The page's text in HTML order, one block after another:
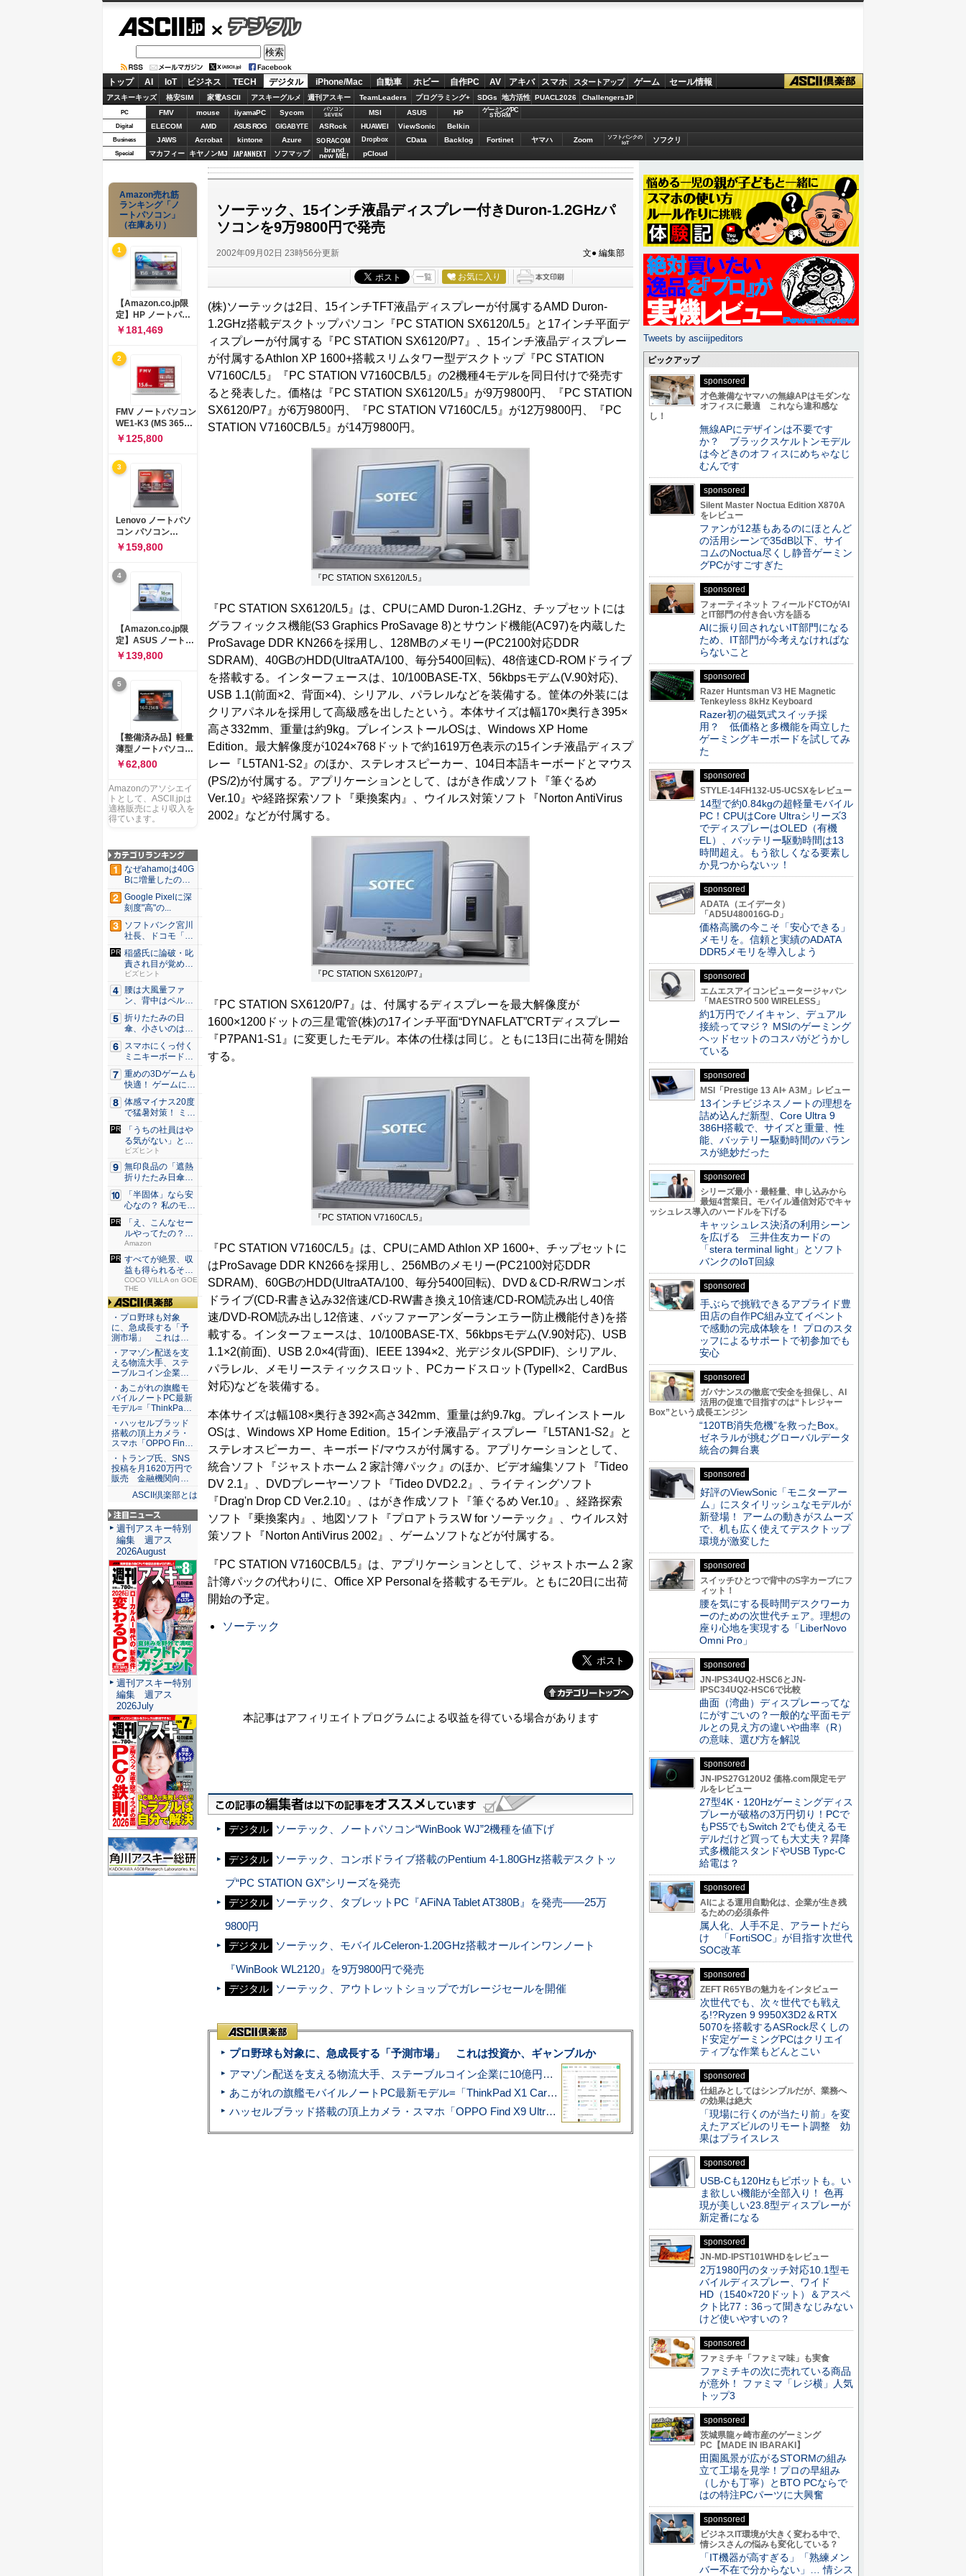
デジタル
トップ AI IoT ビジネス TECH デジタル iPhone/Mac 自動車 ホビー 自作PC AV アキバ スマホ スタートアップ ゲーム セール情報
アスキーキッズ 格安SIM 家電ASCII アスキーグルメ 週刊アスキー TeamLeaders プログラミング+ SDGs 地方活性 PUACL2026 ChallengersJP
PC FMV mouse iiyamaPC Sycom
パソコン
SEVEN
MSI ASUS HP ゲーミングPC
STORM
Digital ELECOM AMD ASUS ROG GIGABYTE ASRock HUAWEI ViewSonic Belkin
Business JAWS Acrobat kintone Azure SORACOM Dropbox CData Backlog Fortinet ヤマハ Zoom
ソフトバンクの
IoT
ソフクリ
Special マカフィー キヤノンMJ JAPANNEXT ソフマップ brand
new ME! pCloud
ソーテック、15インチ液晶ディスプレー付きDuron-1.2GHzパ
ソコンを9万9800円で発売
2002年09月02日 23時56分更新 文● 編集部
一覧 お気に入り
(株)ソーテックは2日、15インチTFT液晶ディスプレーが付属するAMD Duron-
1.2GHz搭載デスクトップパソコン『PC STATION SX6120/L5』と17インチ平面デ
ィスプレーが付属する『PC STATION SX6120/P7』、15インチ液晶ディスプレー
が付属するAthlon XP 1600+搭載スリムタワー型デスクトップ『PC STATION
V7160C/L5』『PC STATION V7160CB/L5』の2機種4モデルを同日付けで発売す
ると発表した。価格は『PC STATION SX6120/L5』が9万9800円、『PC STATION
SX6120/P7』が6万9800円、『PC STATION V7160C/L5』が12万9800円、『PC
STATION V7160CB/L5』が14万9800円。
『PC STATION SX6120/L5』
『PC STATION SX6120/L5』は、CPUにAMD Duron-1.2GHz、チップセットには
グラフィックス機能(S3 Graphics ProSavage 8)とサウンド機能(AC97)を内蔵した
ProSavage DDR KN266を採用し、128MBのメモリー(PC2100対応DDR
SDRAM)、40GBのHDD(UltraATA/100、毎分5400回転)、48倍速CD-ROMドライブ
を搭載する。インターフェースは、10/100BASE-TX、56kbpsモデム(V.90対応)、
USB 1.1(前面×2、背面×4)、シリアル、パラレルなどを装備する。筐体の外装には
クリアパネルを採用して高級感を出したという。本体サイズは幅170×奥行き395×
高さ332mm、重量は約9kg。プレインストールOSは、Windows XP Home
Edition。最大解像度が1024×768ドットで約1619万色表示の15インチ液晶ディスプ
レー『L5TAN1-S2』のほか、ステレオスピーカー、104日本語キーボードとマウス
(PS/2)が付属する。アプリケーションとして、はがき作成ソフト『筆ぐるめ
Ver.10』や経路探索ソフト『乗換案内』、ウイルス対策ソフト『Norton AntiVirus
2002』などが付属する。
『PC STATION SX6120/P7』
『PC STATION SX6120/P7』は、付属するディスプレーを最大解像度が
1600×1200ドットの三星電管(株)の17インチ平面“DYNAFLAT”CRTディスプレー
『P7PAN1-S1』に変更したモデル。本体の仕様は同じ。ともに13日に出荷を開始
する。
『PC STATION V7160C/L5』
『PC STATION V7160C/L5』は、CPUにAMD Athlon XP 1600+、チップセットに
はProSavage DDR KN266を採用し、256MBのメモリー(PC2100対応DDR
SDRAM)、60GBのHDD(UltraATA/100、毎分5400回転)、DVD＆CD-R/RWコンボ
ドライブ(CD-R書き込み32倍速/CD-RW書き換え10倍速/CD-ROM読み出し40倍
速/DVD-ROM読み出し12倍速、バッファーアンダーランエラー防止機能付き)を搭
載する。インターフェースは、10/100BASE-TX、56kbpsモデム(V.90対応)、USB
1.1×2(前面)、USB 2.0×4(背面)、IEEE 1394×2、光デジタル(SPDIF)、シリアル、
パラレル、メモリースティックスロット、PCカードスロット(TypeII×2、CardBus
対応)などを装備する。
本体サイズは幅108×奥行き392×高さ342mm、重量は約9.7kg。プレインストール
OSは、Windows XP Home Edition。15インチ液晶ディスプレー『L5TAN1-S2』と
ステレオスピーカー、キーボード/マウスが付属する。アプリケーションとして、
統合ソフト『ジャストホーム 2 家計簿パック』のほか、ビデオ編集ソフト『Tideo
DV 2.1』、DVDプレーヤーソフト『Tideo DVD2.2』、ライティングソフト
『Drag'n Drop CD Ver.2.10』、はがき作成ソフト『筆ぐるめ Ver.10』、経路探索
ソフト『乗換案内』、地図ソフト『プロアトラスW for ソーテック』、ウイルス対
策ソフト『Norton AntiVirus 2002』、ゲームソフトなどが付属する。
『PC STATION V7160CB/L5』は、アプリケーションとして、ジャストホーム 2 家
計簿パックの代わりに、Office XP Personalを搭載するモデル。ともに20日に出荷
開始の予定。
ソーテック
本記事はアフィリエイトプログラムによる収益を得ている場合があります
デジタル ソーテック、ノートパソコン“WinBook WJ”2機種を値下げ
デジタル
ソーテック、コンボドライブ搭載のPentium 4-1.80GHz搭載デスクトッ
プ“PC STATION GX”シリーズを発売
デジタル
ソーテック、タブレットPC『AFiNA Tablet AT380B』を発売――25万
9800円
デジタル
ソーテック、モバイルCeleron-1.20GHz搭載オールインワンノート
『WinBook WL2120』を9万9800円で発売
デジタル ソーテック、アウトレットショップでガレージセールを開催
プロ野球も対象に、急成長する「予測市場」 これは投資か、ギャンブルか
アマゾン配送を支える物流大手、ステーブルコイン企業に10億円投資のワケ
あこがれの旗艦モバイルノートPC最新モデル=「ThinkPad X1 Carbon Gen 14 Aura Edition」実機レビュー
ハッセルブラッド搭載の頂上カメラ・スマホ「OPPO Find X9 Ultra」実写レビュー=プロが本気で徹底撮影しました!!
Amazon売れ筋
ランキング「ノ
ートパソコン」
（在庫あり）
1
【Amazon.co.jp限
定】HP ノートパソ
コン 15-fd 15.6イン
チ インテル Core 5
120U メモリ16GB
SSD512GB
Windows 11
Microsoft Office
2024搭載 WPS
Office搭載 カメラシ
ャッター 指紋認証 薄
型 Copilotキー搭載
ナチュラルシルバー
￥181,469
2
FMV ノートパソコン
WE1-K3 (MS 365
Personal/Copilotキ
ー搭載/Win 11/15.6
型/Core
i5/16GB/SSD
512GB/ホワイト)
FMVWK3E15W_AZ
￥125,800
3
Lenovo ノートパソ
コン パソコン
IdeaPad Slim 3 14.0
インチ AMD
Ryzen™ 5 8640HS
メモリ16GB
SSD512GB
Microsoft 365 試用
版 Windows11 バッ
テリー駆動12.6時間
重量1.39kg ルナグレ
ー 83K9003JJP ノー
トPC
￥159,800
4
【Amazon.co.jp限
定】ASUS ノートパ
ソコン Vivobook 15
M1502NAQ 15.6イ
ンチ AMD Ryzen 7
170 メモリ16GB
SSD 512GB
Microsoft 365
Personal (24か月版)
搭載 Windows 11 重
量1.7kg Wi-Fi 6E ク
ワイエットブルー
M1502NAQ-
￥139,800
5
【整備済み品】軽量
薄型ノートパソコン
dynabook G83 ■
13.3型
FHD(1920x1080) -
高性能第11世代Core
i5-1135G7 - メモリ
16GB - SSD 256GB
USB Type-C - MS
Office 2021 - Win11
搭載
￥62,800
Amazonのアソシエイ
トとして、ASCII.jpは
適格販売により収入を
得ています。
なぜahamoは40G
Bに増量したの
か ...
Google Pixelに深
刻度"高"の...
ソフトバンク宮川
社長、ドコモ「ah
amo...
稲盛氏に論破・叱
責され目が覚め
た。経営者...
ビズヒント
腰は大風量ファ
ン、背中はペルチ
ェ冷却。ダ...
折りたたみの日
傘、小さいのは困
る！ それ...
スマホにくっ付く
ミニキーボード！
触ってわ...
重めの3Dゲームも
快適！ ゲームに強
いH...
体感マイナス20度
で猛暑対策！ ミズ
ノの...
「うちの社員はや
る気がない」と嘆
くリーダ...
ビズヒント
無印良品の「遮熱
折りたたみ日傘」
約160...
「半固体」なら安
心なの？ 私のモバ
イルバ...
「え、こんなセー
ルやってたの？」
80％O...
Amazon
すべてが絶景、収
益も得られるその
仕組みと...
COCO VILLA on GOE
THE
ASCII倶楽部
・プロ野球も対象
に、急成長する「予
測市場」 これは…
・アマゾン配送を支
える物流大手、ステ
ーブルコイン企業…
・あこがれの旗艦モ
バイルノートPC最新
モデル=「ThinkPa…
・ハッセルブラッド
搭載の頂上カメラ・
スマホ「OPPO Fin…
・トランプ氏、SNS
投稿を月1620万円で
販売 金融機関向…
ASCII倶楽部とは
注目ニュース
週刊アスキー特別
編集 週アス
2026August
週刊アスキー特別
編集 週アス
2026July
Tweets by asciijpeditors
ピックアップ
sponsored
才色兼備なヤマハの無線APはモダンな
オフィスに最適 これなら違和感な
し！
無線APにデザインは不要です
か？ ブラックスケルトンモデル
は今どきのオフィスにめちゃなじ
むんです
sponsored
Silent Master Noctua Edition X870A
をレビュー
ファンが12基もあるのにほとんど
の活用シーンで35dB以下、サイ
コムのNoctua尽くし静音ゲーミン
グPCがすごすぎた
sponsored
フォーティネット フィールドCTOがAI
とIT部門の付き合い方を語る
AIに振り回されないIT部門になる
ため、IT部門が今考えなければな
らないこと
sponsored
Razer Huntsman V3 HE Magnetic
Tenkeyless 8kHz Keyboard
Razer初の磁気式スイッチ採
用？ 低価格と多機能を両立した
ゲーミングキーボードを試してみ
た
sponsored
STYLE-14FH132-U5-UCSXをレビュー
14型で約0.84kgの超軽量モバイル
PC！CPUはCore Ultraシリーズ3
でディスプレーはOLED（有機
EL）、バッテリー駆動時間は13
時間超え。もう欲しくなる要素し
か見つからないッ！
sponsored
ADATA（エイデータ）
「AD5U480016G-D」
価格高騰の今こそ「安心できる」
メモリを。信頼と実績のADATA
DDR5メモリを導入しよう
sponsored
エムエスアイコンピュータージャパン
「MAESTRO 500 WIRELESS」
約1万円でノイキャン、デュアル
接続ってマジ？ MSIのゲーミング
ヘッドセットのコスパがどうかし
ている
sponsored
MSI「Prestige 13 AI+ A3M」レビュー
13インチビジネスノートの理想を
詰め込んだ新型、Core Ultra 9
386H搭載で、サイズと重量、性
能、バッテリー駆動時間のバラン
スが絶妙だった
sponsored
シリーズ最小・最軽量、申し込みから
最短4営業日。モバイル通信対応でキャ
ッシュレス導入のハードルを下げる
キャッシュレス決済の利用シーン
を広げる 三井住友カードの
「stera terminal light」とソフト
バンクのIoT回線
sponsored
手ぶらで挑戦できるアプライド豊
田店の自作PC組み立てイベント
で感動の完成体験を！ プロのスタ
ッフによるサポートで初参加でも
安心
sponsored
ガバナンスの徹底で安全を担保し、AI
活用の促進で目指すのは“トレジャー
Box”という成長エンジン
“120TB消失危機”を救ったBox。
ゼネラルが挑むグローバルデータ
統合の舞台裏
sponsored
好評のViewSonic「モニターアー
ム」にスタイリッシュなモデルが
新登場！ アームの動きがスムーズ
で、机も広く使えてデスクトップ
環境が激変した
sponsored
スイッチひとつで背中のS字カーブにフ
ィット！
腰を気にする長時間デスクワーカ
ーのための次世代チェア。理想の
座り心地を実現する「LiberNovo
Omni Pro」
sponsored
JN-IPS34UQ2-HSC6とJN-
IPSC34UQ2-HSC6で比較
曲面（湾曲）ディスプレーってな
にがすごいの？一般的な平面モデ
ルとの見え方の違いや曲率（R）
の意味、選び方を解説
sponsored
JN-IPS27G120U2 価格.com限定モデ
ルをレビュー
27型4K・120Hzゲーミングディス
プレーが破格の3万円切り！PCで
もPS5でもSwitch 2でも使えるモ
デルだけど買っても大丈夫？昇降
式多機能スタンドやUSB Typc-C
給電は？
sponsored
AIによる運用自動化は、企業が生き残
るための必須条件
属人化、人手不足、アラートだら
け 「FortiSOC」が目指す次世代
SOC改革
sponsored
ZEFT R65YBの魅力をインタビュー
次世代でも、次々世代でも戦え
る!?Ryzen 9 9950X3D2＆RTX
5070を搭載するASRock尽くしの
ド安定ゲーミングPCはクリエイ
ティブな作業もどんとこい
sponsored
仕組みとしてはシンプルだが、業務へ
の効果は絶大
「現場に行くのが当たり前」を変
えたアズビルのリモート調整 効
果はプライスレス
sponsored
USB-Cも120Hzもピボットも。い
ま欲しい機能が全部入り！ 色再
現が美しい23.8型ディスプレーが
新定番になる
sponsored
JN-MD-IPST101WHDをレビュー
2万1980円のタッチ対応10.1型モ
バイルディスプレー、ワイド
HD（1540×720ドット）＆アスペ
クト比77：36って聞きなじみない
けど使いやすいの？
sponsored
ファミチキ「ファミマ味」も実食
ファミチキの次に売れている商品
が意外！ ファミマ「レジ横」人気
トップ3
sponsored
茨城県龍ヶ崎市産のゲーミング
PC【MADE IN IBARAKI】
田園風景が広がるSTORMの組み
立て工場を見学！プロの早組み
（しかも丁寧）とBTO PCならで
はの特注PCパーツに大興奮
sponsored
ビジネスIT環境が大きく変わる中で、
情シスさんの悩みも変化している？
「IT機器が高すぎる」「熟練メン
バー不在で分からない」… 情シス